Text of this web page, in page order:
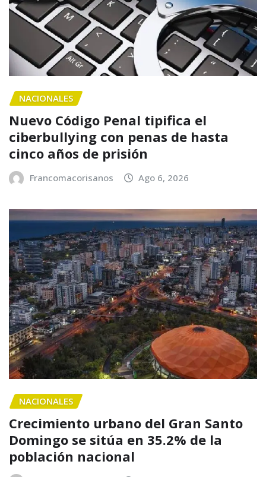
NACIONALES
Nuevo Código Penal tipifica el
ciberbullying con penas de hasta
cinco años de prisión
Francomacorisanos Ago 6, 2026
NACIONALES
Crecimiento urbano del Gran Santo
Domingo se sitúa en 35.2% de la
población nacional